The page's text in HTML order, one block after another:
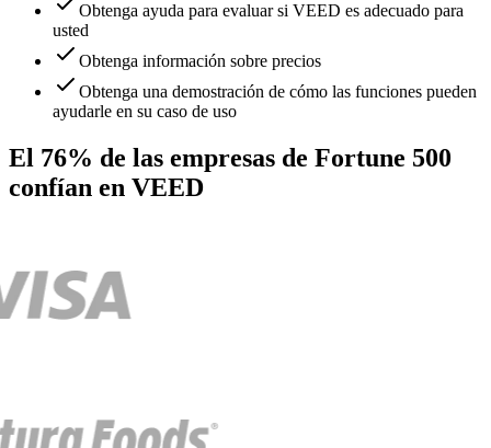
Obtenga ayuda para evaluar si VEED es adecuado para
usted
Obtenga información sobre precios
Obtenga una demostración de cómo las funciones pueden
ayudarle en su caso de uso
El 76% de las empresas de Fortune 500
confían en VEED